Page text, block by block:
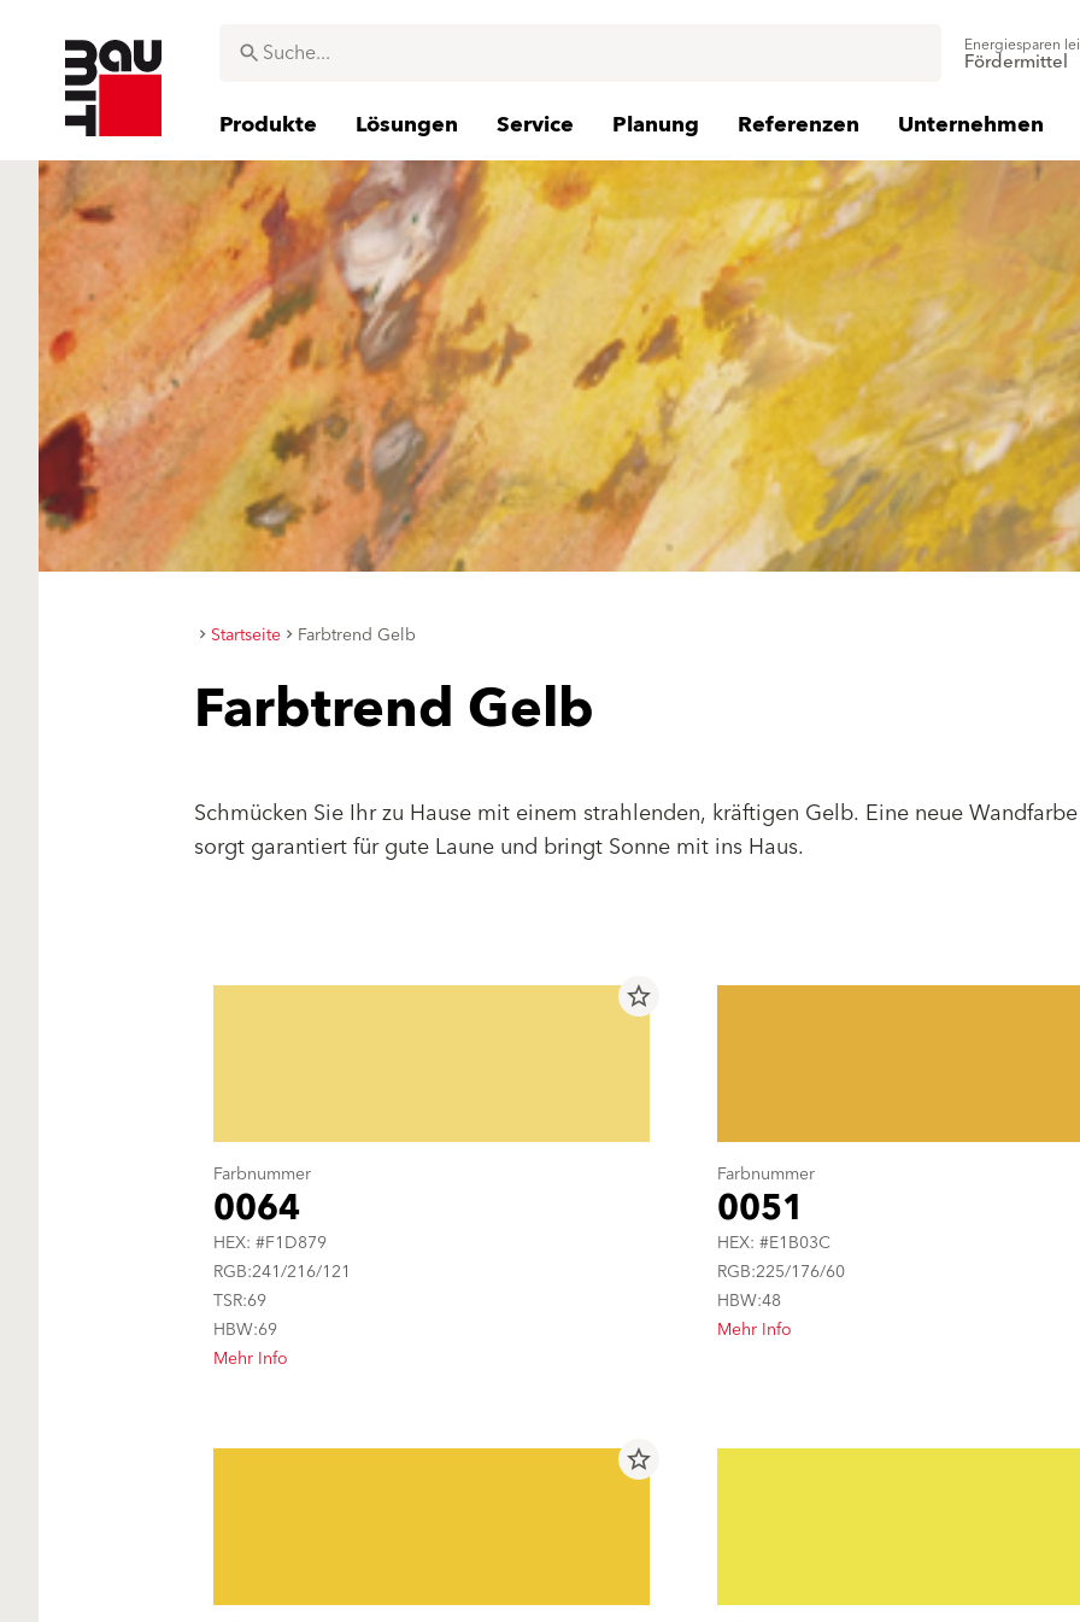
Energiesparen
Fördermittel
Produkte Lösungen Service Planung Referenzen Unternehmen
Startseite Farbtrend Gelb
Farbtrend Gelb
Schmücken Sie Ihr zu Hause mit einem strahlenden, kräftigen Gelb. Eine neue
sorgt garantiert für gute Laune und bringt Sonne mit ins Haus.
Farbnummer
0064
HEX: #F1D879
RGB:241/216/121
TSR:69
HBW:69
Mehr Info
star_border
Farbnummer
0051
HEX: #E1B03C
RGB:225/176/60
HBW:48
Mehr Info
star_border